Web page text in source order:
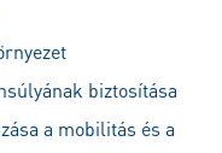
biztosítása
a mobilitás és a